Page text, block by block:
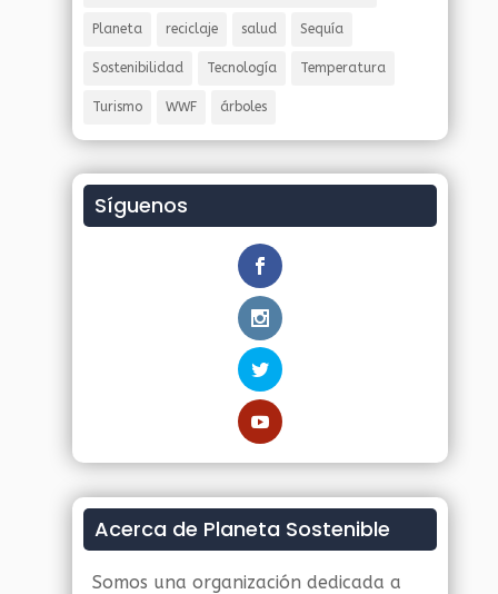
Planeta reciclaje salud Sequía
Sostenibilidad Tecnología Temperatura
Turismo WWF árboles
Síguenos
Acerca de Planeta Sostenible
Somos una organización dedicada a